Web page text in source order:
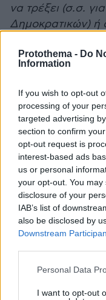
Protothema - Do
Information
If you wish to opt-out
processing of your
targeted advertising
section to confirm
opt-out request is
interest-based ads
us or personal
your opt-out. You
disclosure of your
IAB’s list of
also be disclosed by
Downstream
Please note that this
not limited to your
Personal Data
I want to opt-out
να τρέξει (σ.σ.
Δημοκρατικών) ή
Η συνεργασία με
σχέσης του με
(Υπουργός
Πολιτειών από το
και τον υψηλού
Το δεύτερο
ταχυδρομείου
επαγγελματικές
Ουάσιγκτον
Ειδήσεις σήμερα: